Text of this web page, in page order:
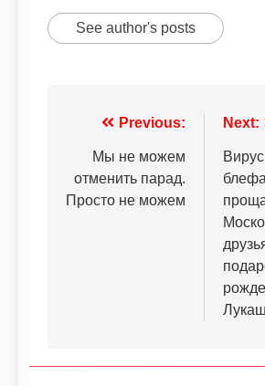
See author's posts
Previous:
Мы не можем
отменить парад.
Просто не можем
Next: